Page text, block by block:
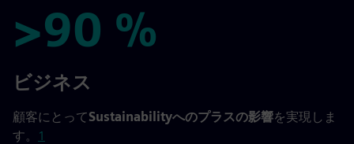
>90 %
>90 %
ビジネス
顧客にとってSustainabilityへのプラスの影響を実現しま
す。
1